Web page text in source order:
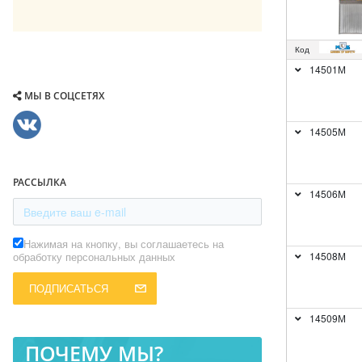
МЫ В СОЦСЕТЯХ
РАССЫЛКА
Нажимая на кнопку, вы соглашаетесь на
обработку персональных данных
ПОДПИСАТЬСЯ
ПОЧЕМУ МЫ?
Код
14501М
14505М
14506М
14508М
14509М